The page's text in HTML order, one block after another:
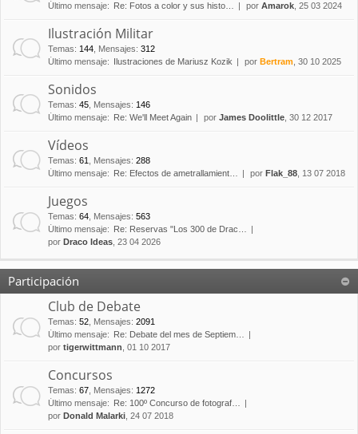
Último mensaje:
Re: Fotos a color y sus histo… por Amarok , 25 03 2024
Ilustración Militar
Temas: 144 Mensajes: 312
Último mensaje:
Ilustraciones de Mariusz Kozik por Bertram , 30 10 2025
Sonidos
Temas: 45 Mensajes: 146
Último mensaje:
Re: We'll Meet Again por James Doolittle , 30 12 2017
Vídeos
Temas: 61 Mensajes: 288
Último mensaje:
Re: Efectos de ametrallamient… por Flak_88 , 13 07 2018
Juegos
Temas: 64 Mensajes: 563
Último mensaje:
Re: Reservas "Los 300 de Drac…
por Draco Ideas , 23 04 2026
Participación
Club de Debate
Temas: 52 Mensajes: 2091
Último mensaje:
Re: Debate del mes de Septiem…
por tigerwittmann , 01 10 2017
Concursos
Temas: 67 Mensajes: 1272
Último mensaje:
Re: 100º Concurso de fotograf…
por Donald Malarki , 24 07 2018